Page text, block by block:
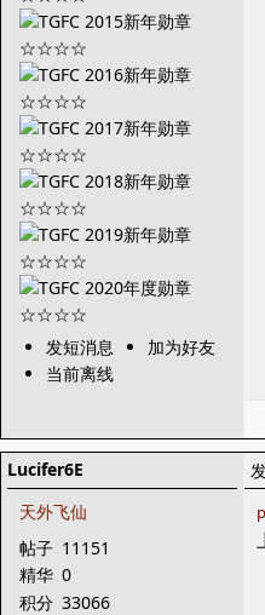
发短消息
加为好友
当前离线
Lucifer6E
天外飞仙
帖子 11151
精华 0
积分 33066